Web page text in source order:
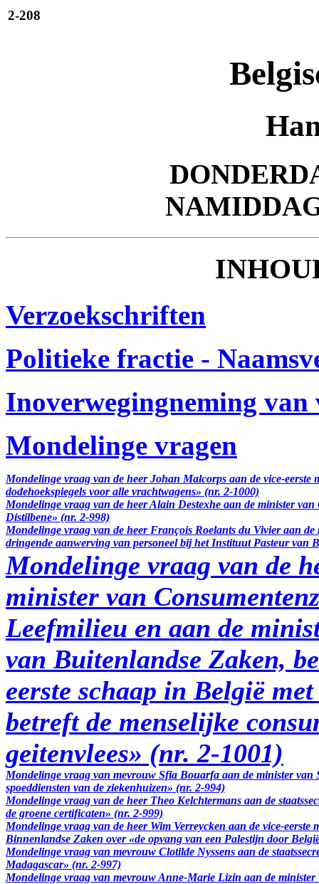
2-208
Verzoekschriften
Politieke fractie -
Inoverwegingneming van
Mondelinge vragen
Mondelinge vraag van de heer Johan Malcorps aan de vice-
dodehoekspiegels voor alle vrachtwagens» (nr. 2-1000)
Mondelinge vraag van de heer Alain Destexhe aan de minister
Distilbene» (nr. 2-998)
Mondelinge vraag van de heer François Roelants du Vivier aan
dringende aanwerving van personeel bij het Instituut Pasteur van
Mondelinge vraag van de
minister van
Leefmilieu en aan de
van Buitenlandse Zaken,
eerste schaap in België
betreft de menselijke
geitenvlees» (nr. 2-1001)
Mondelinge vraag van mevrouw Sfia Bouarfa aan de minister van
spoeddiensten van de ziekenhuizen» (nr. 2-994)
Mondelinge vraag van de heer Theo Kelchtermans aan de
de groene certificaten» (nr. 2-999)
Mondelinge vraag van de heer Wim Verreycken aan de vice-
Binnenlandse Zaken over «de opvang van een Palestijn door
Mondelinge vraag van mevrouw Clotilde Nyssens aan de
Madagascar» (nr. 2-997)
Mondelinge vraag van mevrouw Anne-Marie Lizin aan de